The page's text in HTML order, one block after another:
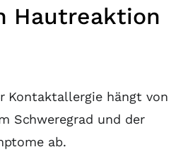
Hautreaktion
Kontaktallergie hängt von
Schweregrad und der
ab.